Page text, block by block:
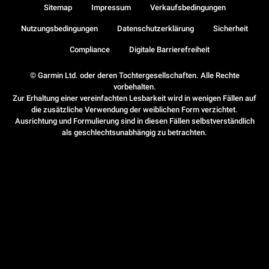
© Garmin Ltd. oder deren Tochtergesellschaften. Alle Rechte
vorbehalten.
Zur Erhaltung einer vereinfachten Lesbarkeit wird in wenigen Fällen auf
die zusätzliche Verwendung der weiblichen Form verzichtet.
Ausrichtung und Formulierung sind in diesen Fällen selbstverständlich
als geschlechtsunabhängig zu betrachten.
Sitemap Impressum Verkaufsbedingungen
Nutzungsbedingungen Datenschutzerklärung Sicherheit
Compliance Digitale Barrierefreiheit